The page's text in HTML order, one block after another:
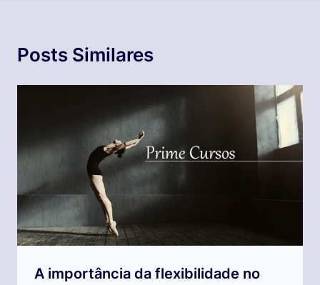
Posts Similares
A importância da flexibilidade no